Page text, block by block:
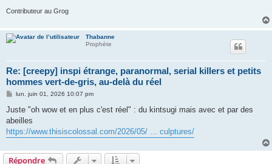
Contributeur au Grog
Thabanne
Prophète
Re: [creepy] inspi étrange, paranormal, serial killers et petits
hommes vert-de-gris, au-delà du réel
M
s
a
g
e
lun. juin 01, 2026 10:07 pm
Juste "oh wow et en plus c'est réel" : du kintsugi mais avec et par des
abeilles
https://www.thisiscolossal.com/2026/05/ ... culptures/
Répondre